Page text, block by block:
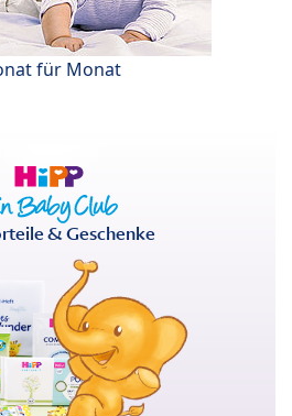
für Monat
& Geschenke